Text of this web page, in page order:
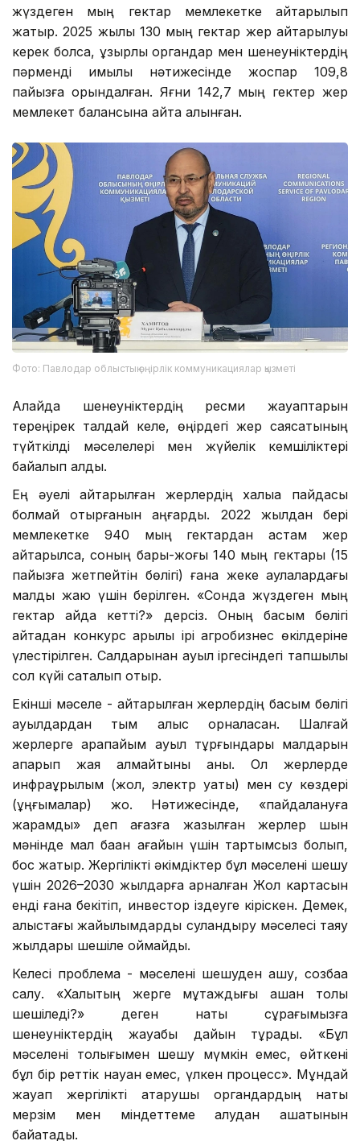
жүздеген мың гектар мемлекетке қайтарылып
жатыр. 2025 жылы 130 мың гектар жер қайтарылуы
керек болса, құзырлы органдар мен шенеуніктердің
пәрменді қимылы нәтижесінде жоспар 109,8
пайызға орындалған. Яғни 142,7 мың гектер жер
мемлекет балансына қайта алынған.
Фото: Павлодар облыстық өңірлік коммуникациялар қызметі
Алайда шенеуніктердің ресми жауаптарын
тереңірек талдай келе, өңірдегі жер саясатының
түйткілді мәселелері мен жүйелік кемшіліктері
байқалып қалды.
Ең әуелі қайтарылған жерлердің халыққа пайдасы
болмай отырғанын аңғардық. 2022 жылдан бері
мемлекетке 940 мың гектардан астам жер
қайтарылса, соның бары-жоғы 140 мың гектары (15
пайызға жетпейтін бөлігі) ғана жеке аулалардағы
малды жаю үшін берілген. «Сонда жүздеген мың
гектар қайда кетті?» дерсіз. Оның басым бөлігі
қайтадан конкурс арқылы ірі агробизнес өкілдеріне
үлестірілген. Салдарынан ауыл іргесіндегі тапшылық
сол күйі сақталып отыр.
Екінші мәселе - қайтарылған жерлердің басым бөлігі
ауылдардан тым алыс орналасқан. Шалғай
жерлерге қарапайым ауыл тұрғындары малдарын
апарып жая алмайтыны анық. Ол жерлерде
инфрақұрылым (жол, электр қуаты) мен су көздері
(ұңғымалар) жоқ. Нәтижесінде, «пайдалануға
жарамды» деп қағазға жазылған жерлер шын
мәнінде мал баққан ағайын үшін тартымсыз болып,
бос жатыр. Жергілікті әкімдіктер бұл мәселені шешу
үшін 2026–2030 жылдарға арналған Жол картасын
енді ғана бекітіп, инвестор іздеуге кіріскен. Демек,
алыстағы жайылымдарды суландыру мәселесі таяу
жылдары шешіле қоймайды.
Келесі проблема - мәселені шешуден қашу, созбаққа
салу. «Халықтың жерге мұқтаждығы қашан толық
шешіледі?» деген нақты сұрағымызға
шенеуніктердің жауабы дайын тұрады. «Бұл
мәселені толығымен шешу мүмкін емес, өйткені
бұл бір реттік науқан емес, үлкен процесс». Мұндай
жауап жергілікті атқарушы органдардың нақты
мерзім мен міндеттеме алудан қашатынын
байқатады.